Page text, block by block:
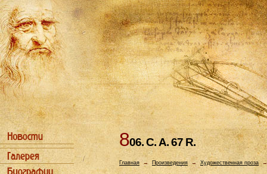
806. С. А. 67 R.
Главная→ Произведения → Художественная проза